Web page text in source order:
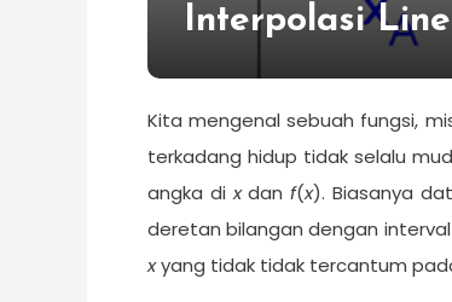
Interpolasi
Kita mengenal sebuah fungsi,
terkadang hidup tidak selalu
angka dixdanf(x). Biasanya
deretan bilangan dengan
xyang tidak tidak tercantum